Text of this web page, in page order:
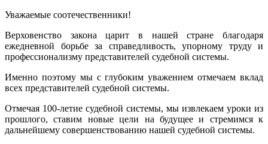
Уважаемые соотечественники!
Верховенство закона царит в нашей стране благодаря
ежедневной борьбе за справедливость, упорному труду и
профессионализму представителей судебной системы.
Именно поэтому мы с глубоким уважением отмечаем вклад
всех представителей судебной системы.
Отмечая 100-летие судебной системы, мы извлекаем уроки из
прошлого, ставим новые цели на будущее и стремимся к
дальнейшему совершенствованию нашей судебной системы.